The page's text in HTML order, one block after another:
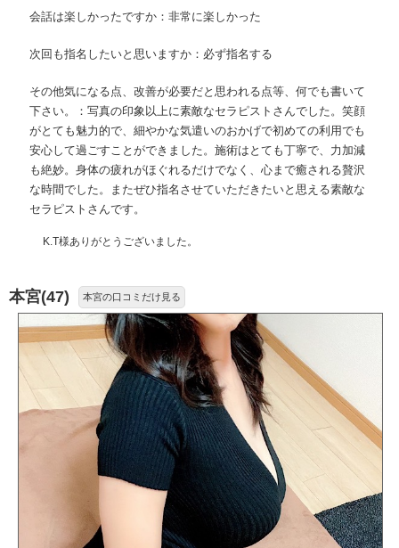
会話は楽しかったですか：非常に楽しかった
次回も指名したいと思いますか：必ず指名する
その他気になる点、改善が必要だと思われる点等、何でも書いて
下さい。：写真の印象以上に素敵なセラピストさんでした。笑顔
がとても魅力的で、細やかな気遣いのおかげで初めての利用でも
安心して過ごすことができました。施術はとても丁寧で、力加減
も絶妙。身体の疲れがほぐれるだけでなく、心まで癒される贅沢
な時間でした。またぜひ指名させていただきたいと思える素敵な
セラピストさんです。
K.T様ありがとうございました。
本宮(47) 本宮の口コミだけ見る